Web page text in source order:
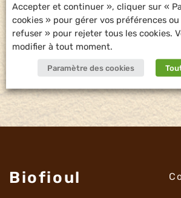
Biofioul
Accepter et continuer », cliquer sur «
cookies » pour gérer vos préférences
refuser » pour rejeter tous les cookies.
modifier à tout moment.
Paramètre des cookies